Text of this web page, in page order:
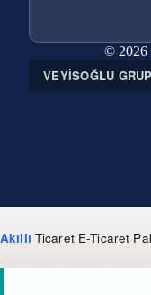
© 2026
VEYISOĞLU GRUP
Akıllı Ticaret E-Ticaret